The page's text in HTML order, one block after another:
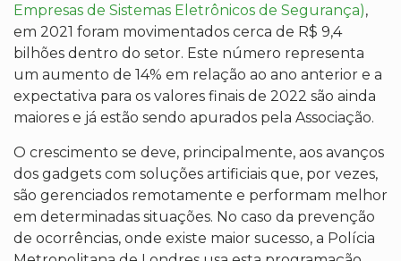
Empresas de Sistemas Eletrônicos de Segurança),
em 2021 foram movimentados cerca de R$ 9,4
bilhões dentro do setor. Este número representa
um aumento de 14% em relação ao ano anterior e a
expectativa para os valores finais de 2022 são ainda
maiores e já estão sendo apurados pela Associação.
O crescimento se deve, principalmente, aos avanços
dos gadgets com soluções artificiais que, por vezes,
são gerenciados remotamente e performam melhor
em determinadas situações. No caso da prevenção
de ocorrências, onde existe maior sucesso, a Polícia